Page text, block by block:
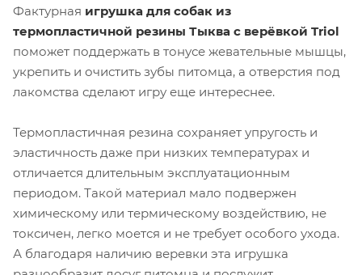
Фактурная игрушка для собак из
термопластичной резины Тыква с верёвкой Triol
поможет поддержать в тонусе жевательные мышцы,
укрепить и очистить зубы питомца, а отверстия под
лакомства сделают игру еще интереснее.
Термопластичная резина сохраняет упругость и
эластичность даже при низких температурах и
отличается длительным эксплуатационным
периодом. Такой материал мало подвержен
химическому или термическому воздействию, не
токсичен, легко моется и не требует особого ухода.
А благодаря наличию веревки эта игрушка